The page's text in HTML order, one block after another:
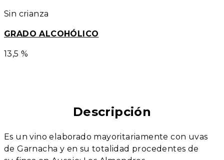
Sin crianza
GRADO ALCOHÓLICO
13,5 %
Descripción
Es un vino elaborado mayoritariamente con uvas
de Garnacha y en su totalidad procedentes de